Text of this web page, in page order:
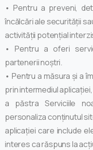
• Pentru a preveni,
încălcări ale securității
activității potențial
• Pentru a oferi
partenerii noștri.
• Pentru a măsura și a
prin intermediul
a păstra Serviciile
personaliza conținutul
aplicației care include
interes ca răspuns la